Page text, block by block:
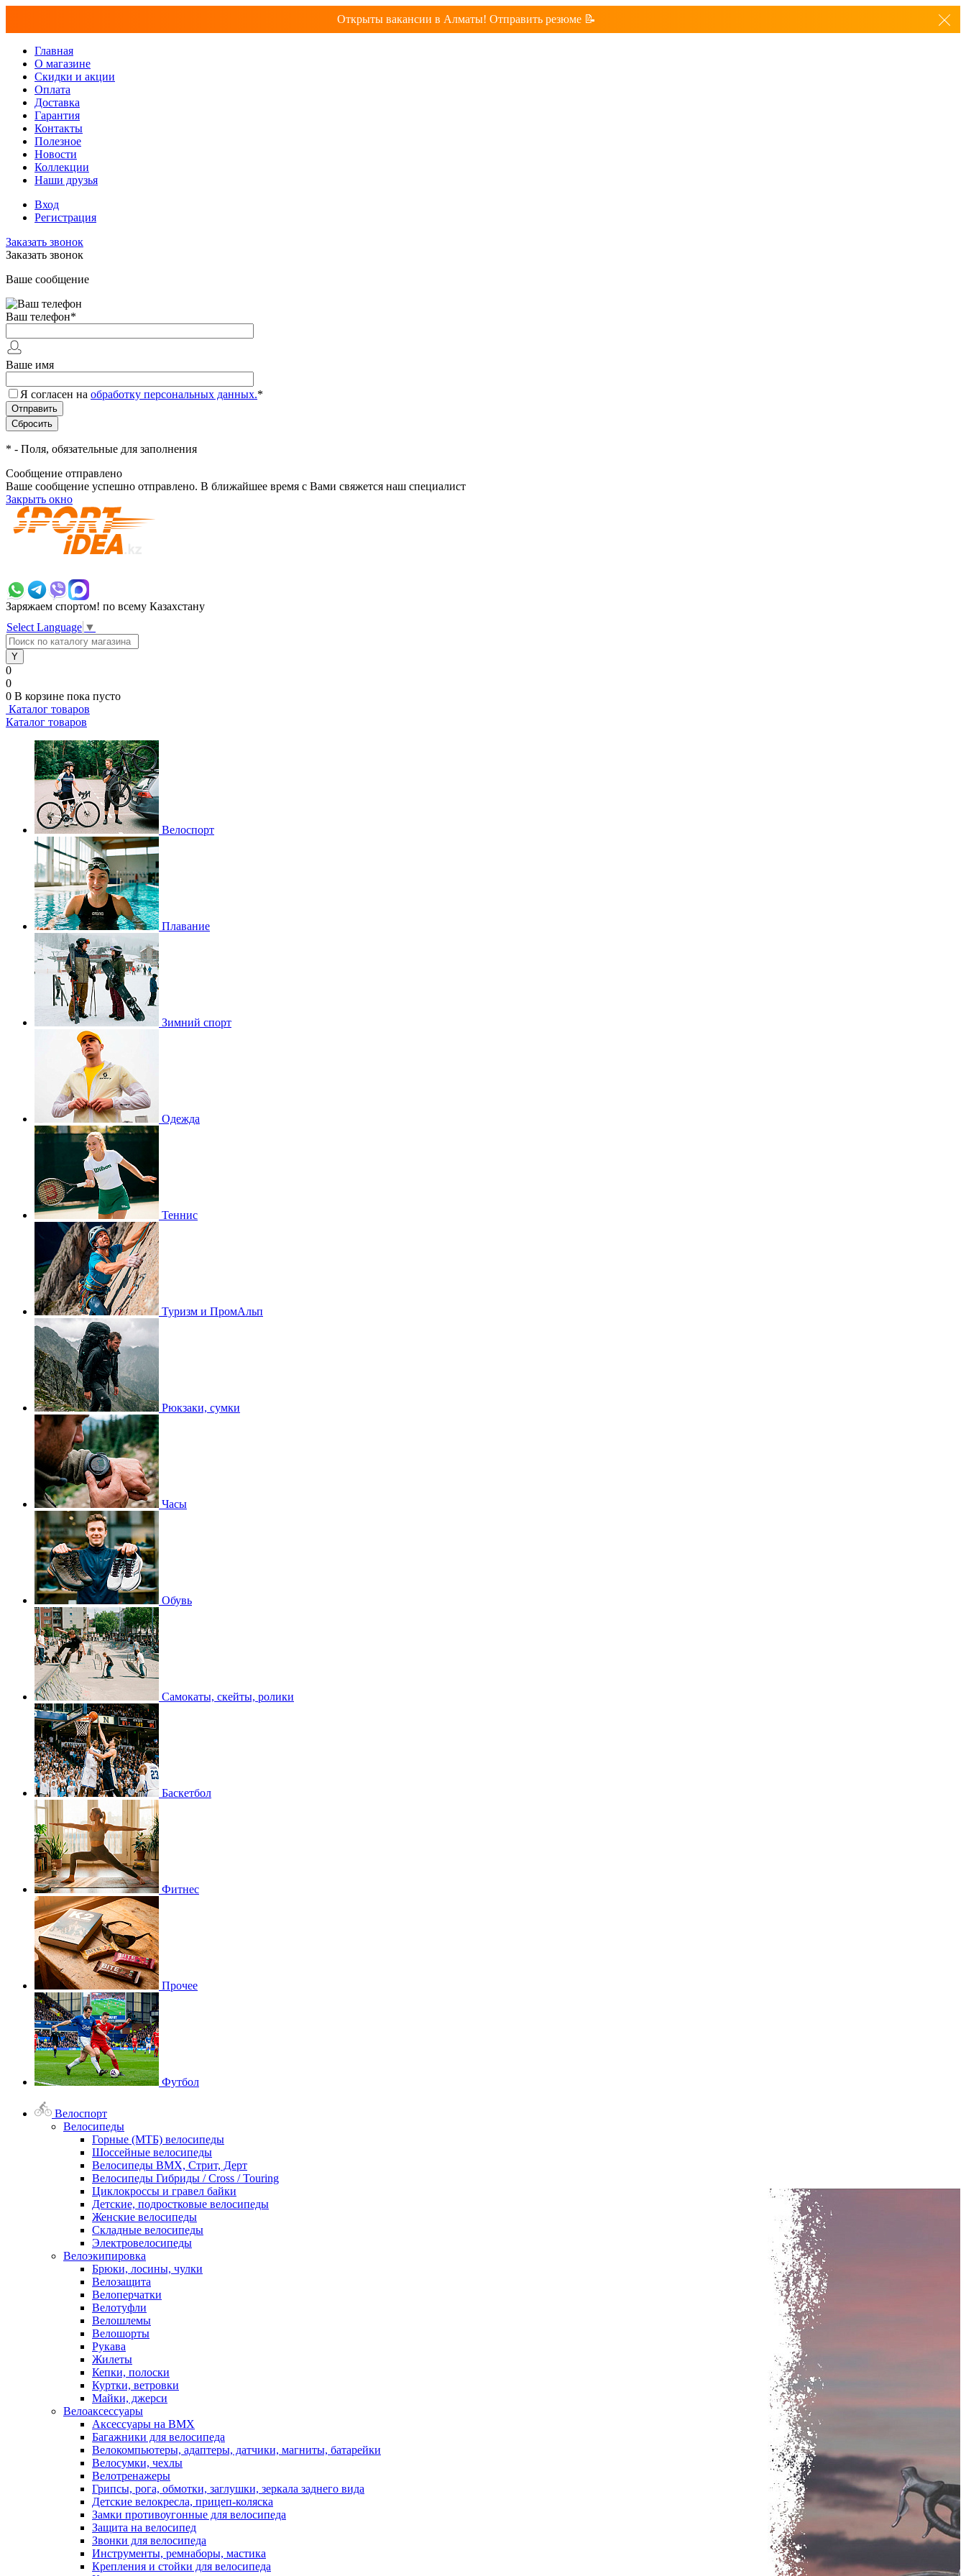
Открыты вакансии в Алматы! Отправить резюме 📝
Главная
О магазине
Скидки и акции
Оплата
Доставка
Гарантия
Контакты
Полезное
Новости
Коллекции
Наши друзья
Вход
Регистрация
Заказать звонок
Заказать звонок
Ваше сообщение
Ваш телефон*
Ваше имя
Я согласен на обработку персональных данных.*
* - Поля, обязательные для заполнения
Сообщение отправлено
Ваше сообщение успешно отправлено. В ближайшее время с Вами свяжется наш специалист
Закрыть окно
Заряжаем спортом! по всему Казахстану
Select Language ▼
0
0
0 В корзине пока пусто
Каталог товаров
Каталог товаров
Велоспорт
Плавание
Зимний спорт
Одежда
Теннис
Туризм и ПромАльп
Рюкзаки, сумки
Часы
Обувь
Самокаты, скейты, ролики
Баскетбол
Фитнес
Прочее
Футбол
Велоспорт
Велосипеды
Горные (МТБ) велосипеды
Шоссейные велосипеды
Велосипеды BMX, Стрит, Дерт
Велосипеды Гибриды / Cross / Touring
Циклокроссы и гравел байки
Детские, подростковые велосипеды
Женские велосипеды
Складные велосипеды
Электровелосипеды
Велоэкипировка
Брюки, лосины, чулки
Велозащита
Велоперчатки
Велотуфли
Велошлемы
Велошорты
Рукава
Жилеты
Кепки, полоски
Куртки, ветровки
Майки, джерси
Велоаксессуары
Аксессуары на BMX
Багажники для велосипеда
Велокомпьютеры, адаптеры, датчики, магниты, батарейки
Велосумки, чехлы
Велотренажеры
Грипсы, рога, обмотки, заглушки, зеркала заднего вида
Детские велокресла, прицеп-коляска
Замки противоугонные для велосипеда
Защита на велосипед
Звонки для велосипеда
Инструменты, ремнаборы, мастика
Крепления и стойки для велосипеда